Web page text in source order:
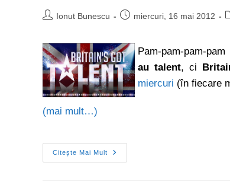
Ionut Bunescu miercuri, 16 mai 2012
Pam-pam-pam-
au talent, ci
miercuri (în fiecare
(mai mult…)
Citește Mai Mult